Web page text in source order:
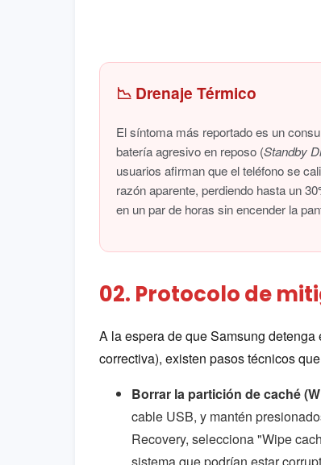
📉 Drenaje Térmico
El síntoma más reportado es un
batería agresivo en reposo (Standby
usuarios afirman que el teléfono se
razón aparente, perdiendo hasta un
en un par de horas sin encender la
02. Protocolo de
A la espera de que Samsung
correctiva), existen pasos técnicos
Borrar la partición de caché
cable USB, y mantén
Recovery, selecciona "Wipe
sistema que podrían estar